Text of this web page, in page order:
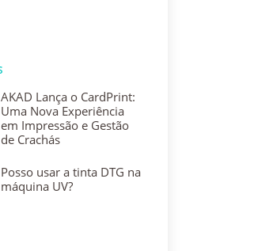
AKAD Lança o CardPrint:
Uma Nova Experiência
em Impressão e Gestão
de Crachás
Posso usar a tinta DTG na
máquina UV?